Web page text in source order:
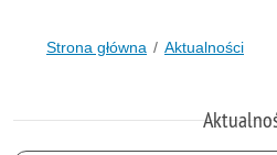
Strona główna Aktualności